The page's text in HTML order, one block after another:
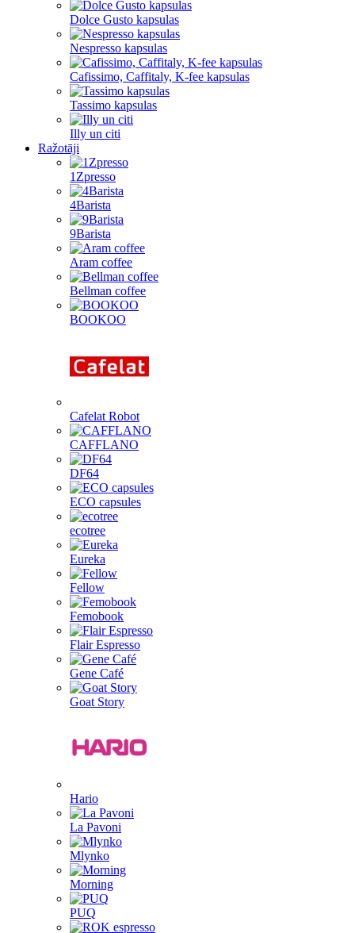
Dolce Gusto kapsulas
Nespresso kapsulas
Cafissimo, Caffitaly, K-fee kapsulas
Tassimo kapsulas
Illy un citi
Ražotāji
1Zpresso
4Barista
9Barista
Aram coffee
Bellman coffee
BOOKOO
Cafelat Robot
CAFFLANO
DF64
ECO capsules
ecotree
Eureka
Fellow
Femobook
Flair Espresso
Gene Café
Goat Story
Hario
La Pavoni
Mlynko
Morning
PUQ